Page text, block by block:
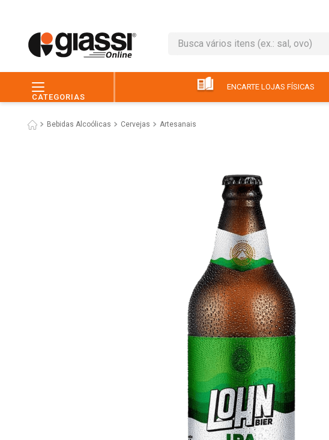
Busca vários itens (ex.: sal, ovo)
CATEGORIAS
ENCARTE LOJAS FÍSICAS
Bebidas Alcoólicas Cervejas Artesanais
café
3º
macarrão
ovo
iogurte